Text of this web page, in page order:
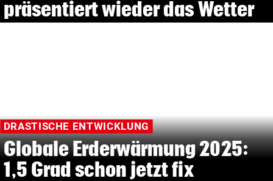
präsentiert wieder das Wetter
DRASTISCHE ENTWICKLUNG
Globale Erderwärmung 2025:
1,5 Grad schon jetzt fix